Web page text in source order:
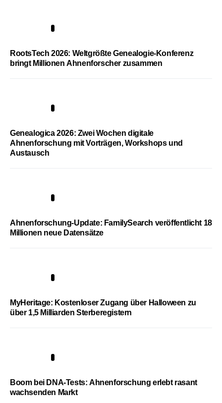
RootsTech 2026: Weltgrößte Genealogie-Konferenz
bringt Millionen Ahnenforscher zusammen
Genealogica 2026: Zwei Wochen digitale
Ahnenforschung mit Vorträgen, Workshops und
Austausch
Ahnenforschung-Update: FamilySearch veröffentlicht 18
Millionen neue Datensätze
MyHeritage: Kostenloser Zugang über Halloween zu
über 1,5 Milliarden Sterberegistern
Boom bei DNA-Tests: Ahnenforschung erlebt rasant
wachsenden Markt